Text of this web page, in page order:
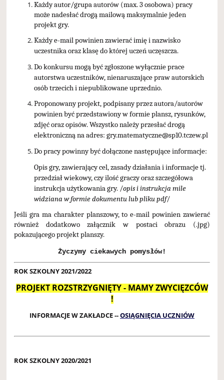
Każdy autor/grupa autorów (max. 3 osobowa) pracy
może nadesłać drogą mailową maksymalnie jeden
projekt gry.
Każdy e-mail powinien zawierać imię i nazwisko
uczestnika oraz klasę do której uczeń uczęszcza.
Do konkursu mogą być zgłoszone wyłącznie prace
autorstwa uczestników, nienaruszające praw autorskich
osób trzecich i niepublikowane uprzednio.
Proponowany projekt, podpisany przez autora/autorów
powinien być przedstawiony w formie plansz, rysunków,
zdjęć oraz opisów. Wszystko należy przesłać drogą
elektroniczną na adres: gry.matematyczne@sp10.tczew.pl
Do pracy powinny być dołączone następujące informacje:
Opis gry, zawierający cel, zasady działania i informacje tj.
przedział wiekowy, czy ilość graczy oraz szczegółowa
instrukcja użytkowania gry. /opis i instrukcjamile
widziana w formie dokumentu lub pliku pdf/
Jeśli gra ma charakter planszowy, to e-mail powinien zawierać
również dodatkowo załącznik w postaci obrazu (.jpg)
pokazującego projekt planszy.
Życzymy ciekawych pomysłów!
ROK SZKOLNY 2021/2022
PROJEKT ROZSTRZYGNIĘTY - MAMY ZWYCIĘZCÓW
!
INFORMACJE W ZAKŁADCE --OSIĄGNIĘCIA UCZNIÓW
ROK SZKOLNY 2020/2021